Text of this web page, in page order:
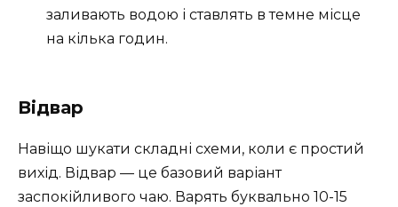
заливають водою і ставлять в темне місце
на кілька годин.
Відвар
Навіщо шукати складні схеми, коли є простий
вихід. Відвар — це базовий варіант
заспокійливого чаю. Варять буквально 10-15